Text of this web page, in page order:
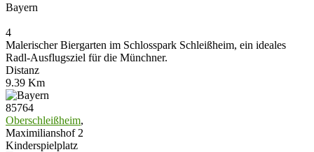
Bayern
4
Malerischer Biergarten im Schlosspark Schleißheim, ein ideales
Radl-Ausflugsziel für die Münchner.
Distanz
9.39 Km
85764
Oberschleißheim,
Maximilianshof 2
Kinderspielplatz